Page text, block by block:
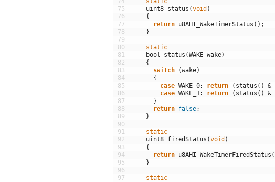
75
76
77
78
79
80
81
82
83
84
85
86
87
88
89
90
91
92
93
94
95
96
97
uint8 status (void )
{
return u8AHI_WakeTimerStatus ( ) ;
}
static
bool
status (WAKE wake)
{
switch
(wake)
{
case WAKE_0: return ( status ( ) &
case WAKE_1: return ( status ( ) &
}
return false;
}
static
uint8 firedStatus (void )
{
return u8AHI_WakeTimerFiredStatus (
}
static